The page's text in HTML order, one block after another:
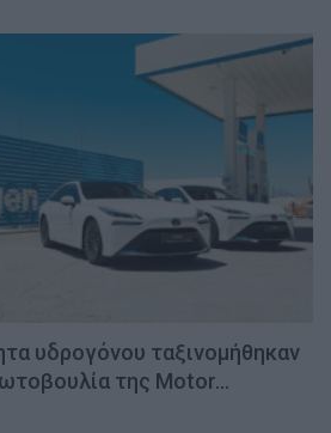
υδρογόνου ταξινομήθηκαν
της Motor…